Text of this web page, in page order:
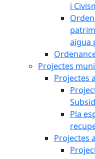
i
aigua
Projectes
Projectes
Pla
Projectes